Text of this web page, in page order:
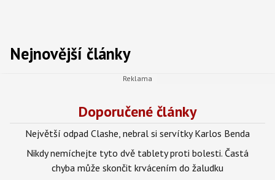
Nejnovější články
Doporučené články
Největší odpad Clashe, nebral si servítky Karlos Benda
Nikdy nemíchejte tyto dvě tablety proti bolesti. Častá
chyba může skončit krvácením do žaludku